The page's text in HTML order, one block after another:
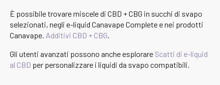
È possibile trovare miscele di CBD + CBG in succhi di svapo
selezionati, negli e-liquid Canavape Complete e nei prodotti
Canavape. Additivi CBD + CBG.
Gli utenti avanzati possono anche esplorare Scatti di e-liquid
al CBD per personalizzare i liquidi da svapo compatibili.